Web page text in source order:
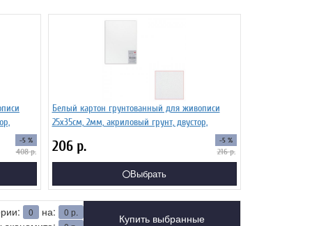
-5 %
408р.
Белый картон грунтованный для живописи
25х35см, 2мм, акриловый грунт, двустор,
206 р. -5 %
216р.
Выбрать
0 на: 0 р.
Купить выбранные